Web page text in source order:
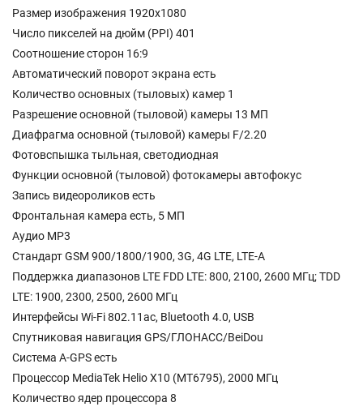
Размер изображения 1920x1080
Число пикселей на дюйм (PPI) 401
Соотношение сторон 16:9
Автоматический поворот экрана есть
Количество основных (тыловых) камер 1
Разрешение основной (тыловой) камеры 13 МП
Диафрагма основной (тыловой) камеры F/2.20
Фотовспышка тыльная, светодиодная
Функции основной (тыловой) фотокамеры автофокус
Запись видеороликов есть
Фронтальная камера есть, 5 МП
Аудио MP3
Стандарт GSM 900/1800/1900, 3G, 4G LTE, LTE-A
Поддержка диапазонов LTE FDD LTE: 800, 2100, 2600 МГц; TDD
LTE: 1900, 2300, 2500, 2600 МГц
Интерфейсы Wi-Fi 802.11ac, Bluetooth 4.0, USB
Спутниковая навигация GPS/ГЛОНАСС/BeiDou
Cистема A-GPS есть
Процессор MediaTek Helio X10 (MT6795), 2000 МГц
Количество ядер процессора 8